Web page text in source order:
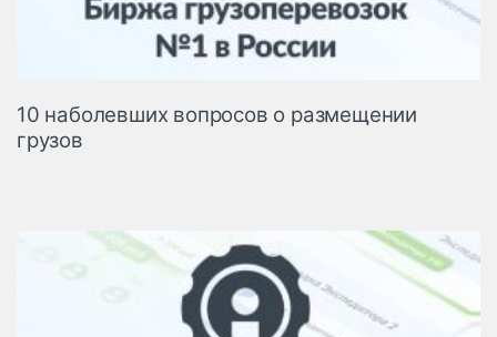
10 наболевших вопросов о размещении
грузов